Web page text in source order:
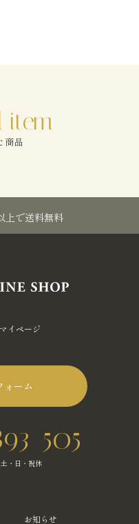
商品
上で送料無料
マイページ
ォーム
505
・日・祝休
お知らせ